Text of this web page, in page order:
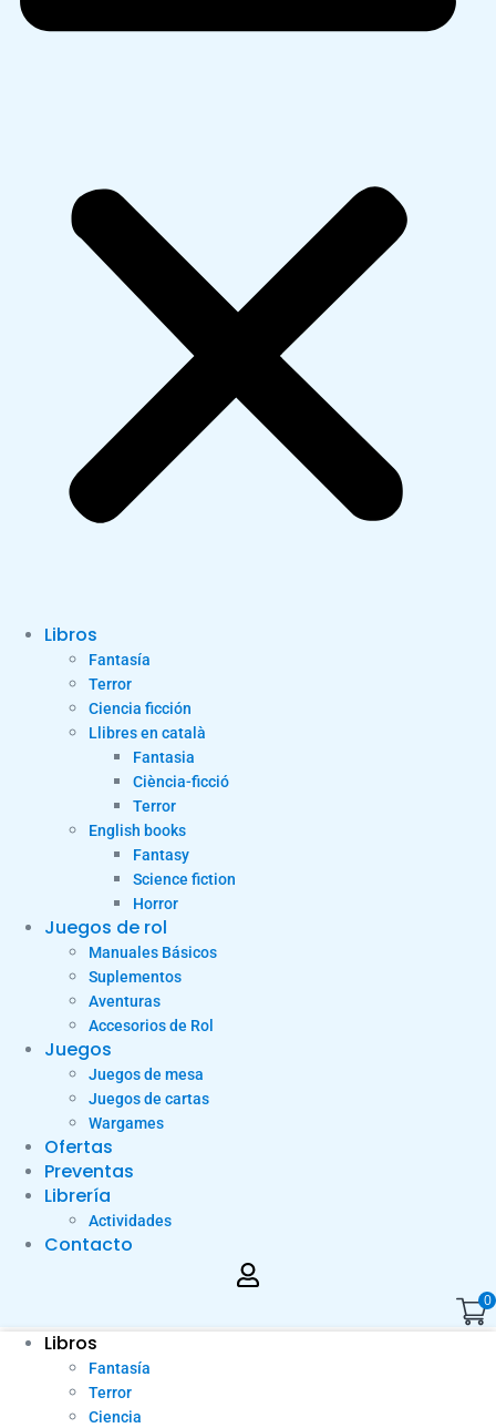
Libros
Fantasía
Terror
Ciencia ficción
Llibres en català
Fantasia
Ciència-ficció
Terror
English books
Fantasy
Science fiction
Horror
Juegos de rol
Manuales Básicos
Suplementos
Aventuras
Accesorios de Rol
Juegos
Juegos de mesa
Juegos de cartas
Wargames
Ofertas
Preventas
Librería
Actividades
Contacto
0
Libros
Fantasía
Terror
Ciencia